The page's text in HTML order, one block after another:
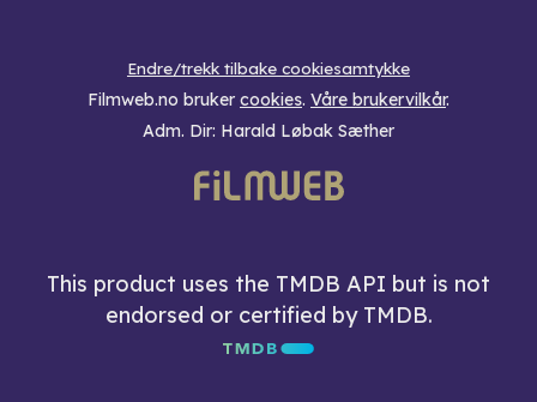
Endre/trekk tilbake cookiesamtykke
Filmweb.no bruker cookies. Våre brukervilkår.
Adm. Dir: Harald Løbak Sæther
This product uses the TMDB API but is not
endorsed or certified by TMDB.